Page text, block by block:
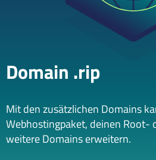
Domain .rip
Mit den zusätzlichen Domains
Webhostingpaket, deinen Root-
weitere Domains erweitern.